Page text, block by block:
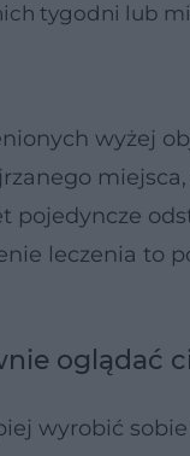
tygodni lub
wyżej
pojedyncze
leczenia to
oglądać
wyrobić